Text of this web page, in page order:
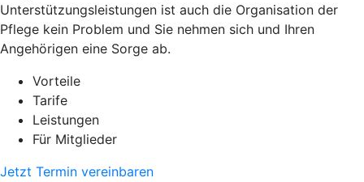
Unterstützungsleistungen ist auch die Organisation der
Pflege kein Problem und Sie nehmen sich und Ihren
Angehörigen eine Sorge ab.
Vorteile
Tarife
Leistungen
Für Mitglieder
Jetzt Termin vereinbaren